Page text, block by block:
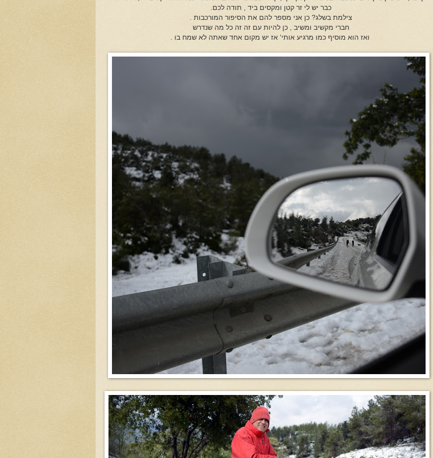
כבר יש לי זר קטן ומקסים ביד , תודה לכם.
צילמת בשלג? כן אני מספר להם את הסיפור המורכבות .
חברי מקשיב ומשיב , כן להיות עם זה זה כל מה שנדרש
ואז הוא מוסיף כמו מרגיע אותי' אז יש מקום אחד שאתה לא שמח בו .